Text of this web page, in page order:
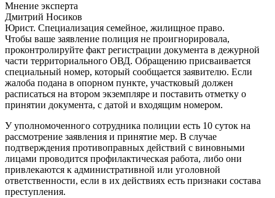
Мнение эксперта
Дмитрий Носиков
Юрист. Специализация семейное, жилищное право.
Чтобы ваше заявление полиция не проигнорировала,
проконтролируйте факт регистрации документа в дежурной
части территориального ОВД. Обращению присваивается
специальный номер, который сообщается заявителю. Если
жалоба подана в опорном пункте, участковый должен
расписаться на втором экземпляре и поставить отметку о
принятии документа, с датой и входящим номером.
У уполномоченного сотрудника полиции есть 10 суток на
рассмотрение заявления и принятие мер. В случае
подтверждения противоправных действий с виновными
лицами проводится профилактическая работа, либо они
привлекаются к административной или уголовной
ответственности, если в их действиях есть признаки состава
преступления.